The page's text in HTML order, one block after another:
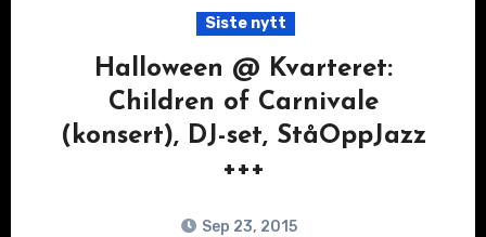
Siste nytt
Halloween @ Kvarteret:
Children of Carnivale
(konsert), DJ-set, StåOppJazz
+++
Sep 23, 2015